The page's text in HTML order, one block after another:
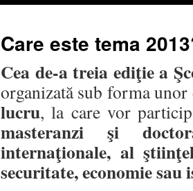
Care este tema
Cea de-a treia ediţie a
organizată sub forma unor
lucru, la care vor
masteranzi şi
internaţionale, al
securitate, economie sau